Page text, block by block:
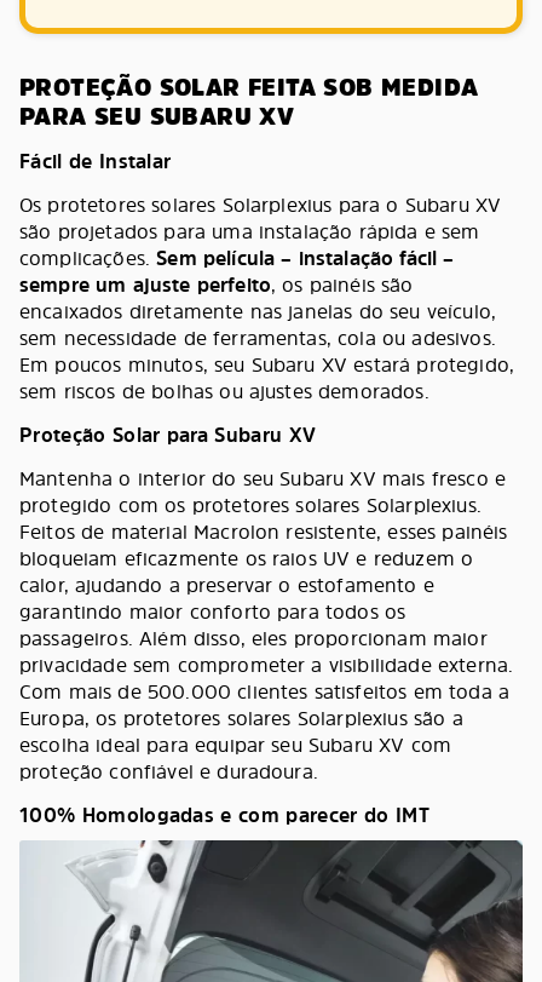
PROTEÇÃO SOLAR FEITA SOB MEDIDA
PARA SEU SUBARU XV
Fácil de Instalar
Os protetores solares Solarplexius para o Subaru XV
são projetados para uma instalação rápida e sem
complicações.Sem película – instalação fácil –
sempre um ajuste perfeito, os painéis são
encaixados diretamente nas janelas do seu veículo,
sem necessidade de ferramentas, cola ou adesivos.
Em poucos minutos, seu Subaru XV estará protegido,
sem riscos de bolhas ou ajustes demorados.
Proteção Solar para Subaru XV
Mantenha o interior do seu Subaru XV mais fresco e
protegido com os protetores solares Solarplexius.
Feitos de material Macrolon resistente, esses painéis
bloqueiam eficazmente os raios UV e reduzem o
calor, ajudando a preservar o estofamento e
garantindo maior conforto para todos os
passageiros. Além disso, eles proporcionam maior
privacidade sem comprometer a visibilidade externa.
Com mais de 500.000 clientes satisfeitos em toda a
Europa, os protetores solares Solarplexius são a
escolha ideal para equipar seu Subaru XV com
proteção confiável e duradoura.
100% Homologadas e com parecer do IMT